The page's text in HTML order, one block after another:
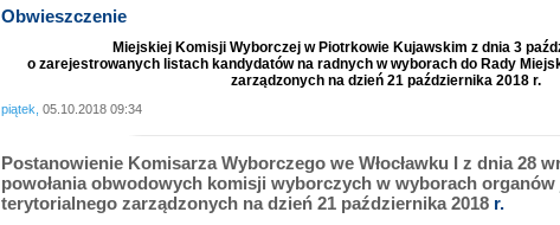
Obwieszczenie
Miejskiej Komisji Wyborczej w Piotrkowie Kujawskim z dnia 3
o zarejestrowanych listach kandydatów na radnych w wyborach do Rady
zarządzonych na dzień 21 października 2018 r.
piątek, 05.10.2018 09:34
Postanowienie Komisarza Wyborczego we Włocławku I z dnia 28
powołania obwodowych komisji wyborczych w wyborach
terytorialnego zarządzonych na dzień 21 października 2018 r.